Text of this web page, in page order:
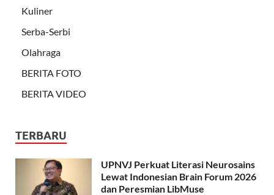
Kuliner
Serba-Serbi
Olahraga
BERITA FOTO
BERITA VIDEO
TERBARU
UPNVJ Perkuat Literasi Neurosains
Lewat Indonesian Brain Forum 2026
dan Peresmian LibMuse